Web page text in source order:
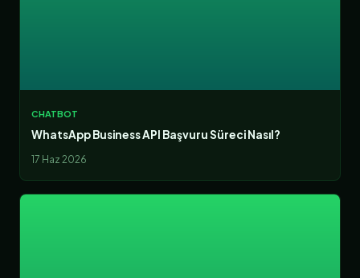
CHATBOT
WhatsApp Business API Başvuru Süreci Nasıl?
17 Haz 2026